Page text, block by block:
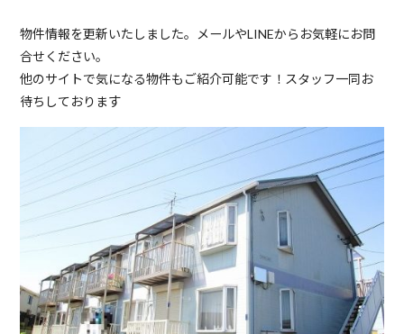
物件情報を更新いたしました。メールやLINEからお気軽にお問
合せください。
他のサイトで気になる物件もご紹介可能です！スタッフ一同お
待ちしております